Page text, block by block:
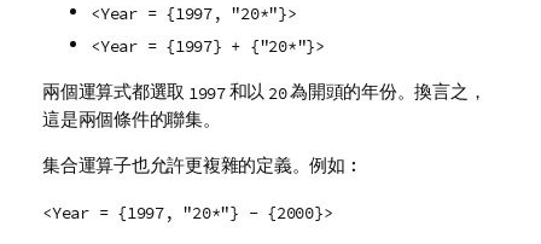
<Year = {1997, "20*"}>
<Year = {1997} + {"20*"}>
兩個運算式都選取 1997和以 20為開頭的年份。換言之，
這是兩個條件的聯集。
集合運算子也允許更複雜的定義。例如︰
<Year = {1997, "20*"} - {2000}>